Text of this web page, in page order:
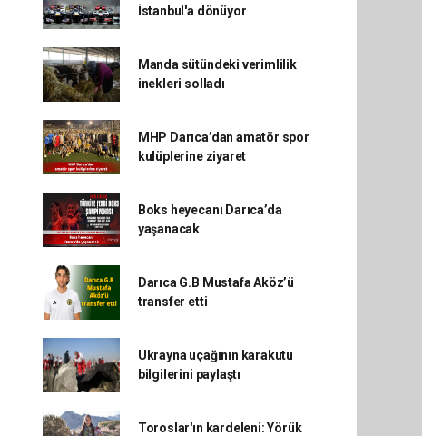
İstanbul'a dönüyor
Manda sütündeki verimlilik
inekleri solladı
MHP Darıca’dan amatör spor
kulüplerine ziyaret
Boks heyecanı Darıca’da
yaşanacak
Darıca G.B Mustafa Aköz’ü
transfer etti
Ukrayna uçağının karakutu
bilgilerini paylaştı
Toroslar'ın kardeleni: Yörük